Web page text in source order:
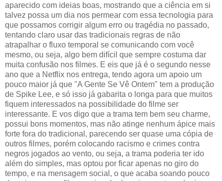
aparecido com ideias boas, mostrando que a ciência em si
talvez possa um dia nos permear com essa tecnologia para
que possamos corrigir algum erro ou tragédia no passado,
tentando claro usar das tradicionais regras de não
atrapalhar o fluxo temporal se comunicando com você
mesmo, ou seja, algo bem difícil que sempre costuma dar
muita confusão nos filmes. E eis que já é o segundo nesse
ano que a Netflix nos entrega, tendo agora um apoio um
pouco maior já que "A Gente Se Vê Ontem" tem a produção
de Spike Lee, e só isso já gabarita o longa para que muitos
fiquem interessados na possibilidade do filme ser
interessante. E vos digo que a trama tem bem seu charme,
possui bons momentos, mas não atinge nenhum ápice mais
forte fora do tradicional, parecendo ser quase uma cópia de
outros filmes, porém colocando racismo e crimes contra
negros jogados ao vento, ou seja, a trama poderia ter ido
além do simples, mas optou por ficar apenas no giro do
tempo, e na mensagem social, o que acaba soando pouco